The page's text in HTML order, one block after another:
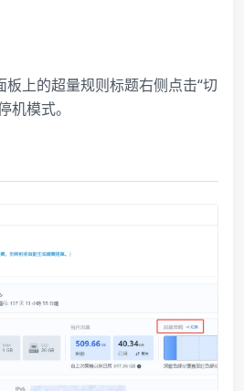
上的超量规则标题右侧点击“切
机模式。